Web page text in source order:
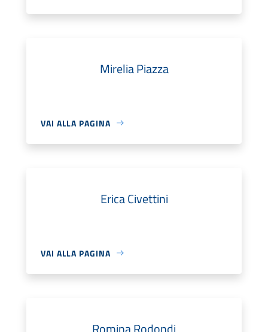
Mirelia Piazza
VAI ALLA PAGINA
Erica Civettini
VAI ALLA PAGINA